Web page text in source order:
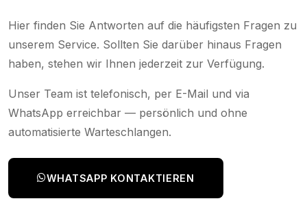
Hier finden Sie Antworten auf die häufigsten Fragen zu
unserem Service. Sollten Sie darüber hinaus Fragen
haben, stehen wir Ihnen jederzeit zur Verfügung.
Unser Team ist telefonisch, per E-Mail und via
WhatsApp erreichbar — persönlich und ohne
automatisierte Warteschlangen.
WHATSAPP KONTAKTIEREN